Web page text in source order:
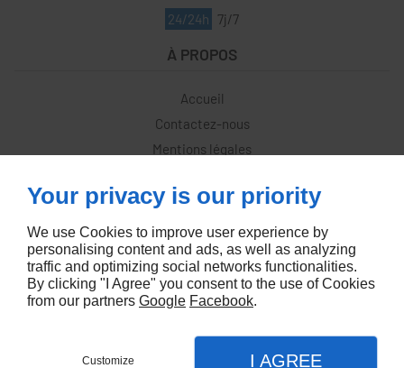
24/24h 7j/7
À PROPOS
Accueil
Contactez-nous
Mentions légales
SUIVEZ-NOUS
Your privacy is our priority
We use Cookies to improve user experience by
personalising content and ads, as well as analyzing
traffic and optimizing social networks functionalities.
By clicking "I Agree" you consent to the use of Cookies
from our partners Google Facebook.
Customize I AGREE